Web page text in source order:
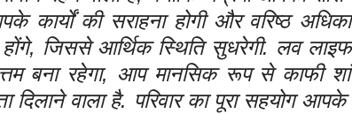
की सराहना होगी और वरिष्ठ
जिससे आर्थिक स्थिति सुधरेगी. लव
बना रहेगा, आप मानसिक रूप से काफी
वाला है. परिवार का पूरा सहयोग